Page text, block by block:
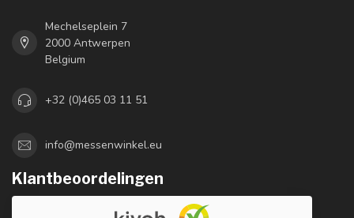
Mechelseplein 7
2000 Antwerpen
Belgium
+32 (0)465 03 11 51
info@messenwinkel.eu
Klantbeoordelingen